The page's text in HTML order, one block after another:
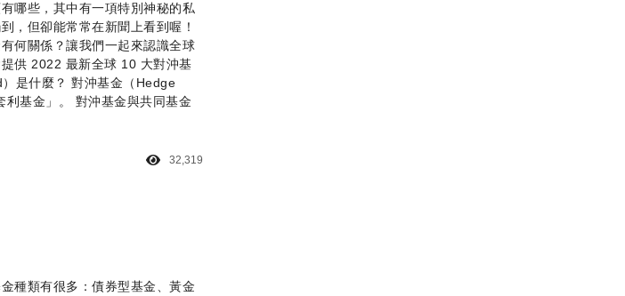
哪些，其中有一項特別神秘的私
，但卻能常常在新聞上看到喔！
何關係？讓我們一起來認識全球
供 2022 最新全球 10 大對沖基
是什麼？ 對沖基金（Hedge
基金」。 對沖基金與共同基金
32,319
種類有很多：債券型基金、黃金